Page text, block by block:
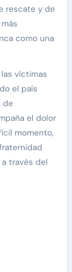
rescate y de
como una
víctimas
el país
de
el dolor
momento,
través del